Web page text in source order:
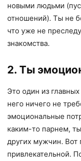
новыми людьми
отношений). Ты не
что уже не
знакомства.
2. Ты
Это один из
него ничего не
эмоциональные
каким-то парнем,
других мужчин.
привлекательной.